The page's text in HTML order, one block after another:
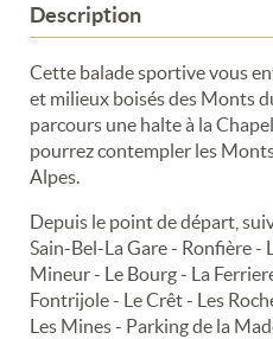
Description
Cette balade sportive vous
et milieux boisés des Monts
parcours une halte à la
pourrez contempler les
Alpes.
Depuis le point de départ,
Sain-Bel-La Gare - Ronfière -
Mineur - Le Bourg - La
Fontrijole - Le Crêt - Les
Les Mines - Parking de la